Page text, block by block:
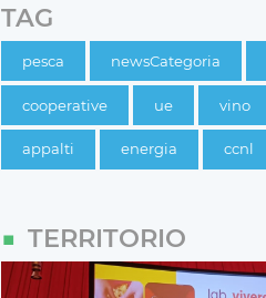
TAG
pesca newsCategoria
cooperative ue vino
appalti energia ccnl
TERRITORIO